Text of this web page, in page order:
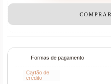
Formas de pagamento
Cartão de
crédito